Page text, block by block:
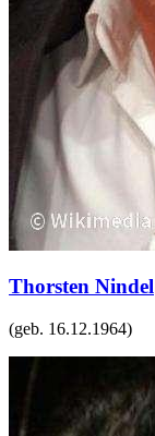
Thorsten Nindel
(geb. 16.12.1964)